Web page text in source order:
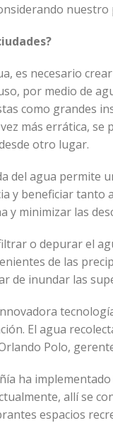
es necesario
por medio de
como grandes
más errática,
otro lugar.
del agua permite
y beneficiar tanto
y minimizar las
o depurar el
de las
de inundar las
El agua
Polo,
ha
allí se
espacios